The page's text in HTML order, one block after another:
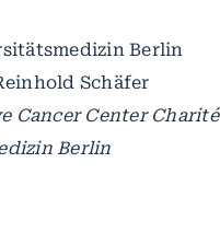
Berlin
Schäfer
Cancer Center Charité
Berlin